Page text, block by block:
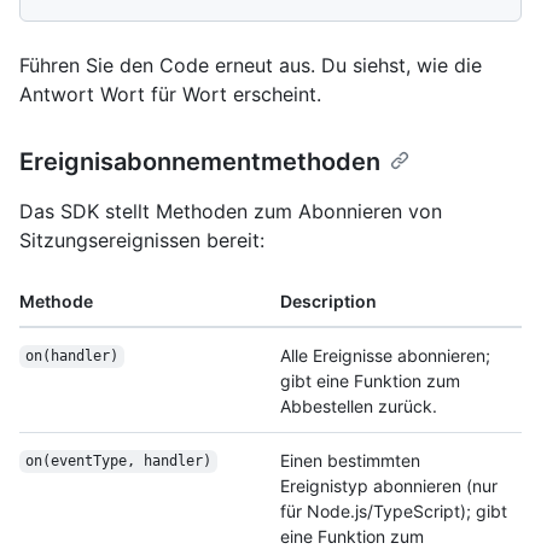
Führen Sie den Code erneut aus. Du siehst, wie die
Antwort Wort für Wort erscheint.
Ereignisabonnementmethoden
Das SDK stellt Methoden zum Abonnieren von
Sitzungsereignissen bereit:
Methode Description
on(handler)
Alle Ereignisse abonnieren;
gibt eine Funktion zum
Abbestellen zurück.
on(eventType, handler)
Einen bestimmten
Ereignistyp abonnieren (nur
für Node.js/TypeScript); gibt
eine Funktion zum